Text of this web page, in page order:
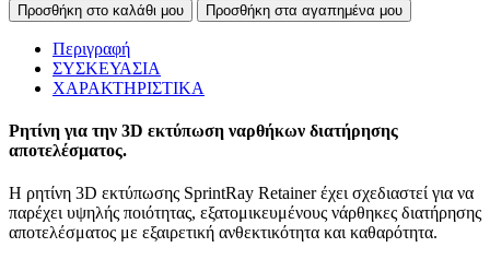
Προσθήκη στο καλάθι μου Προσθήκη στα αγαπημένα μου
Περιγραφή
ΣΥΣΚΕΥΑΣΙΑ
ΧΑΡΑΚΤΗΡΙΣΤΙΚΑ
Ρητίνη για την 3D εκτύπωση ναρθήκων διατήρησης
αποτελέσματος.
Η ρητίνη 3D εκτύπωσης SprintRay Retainer έχει σχεδιαστεί για να
παρέχει υψηλής ποιότητας, εξατομικευμένους νάρθηκες διατήρησης
αποτελέσματος με εξαιρετική ανθεκτικότητα και καθαρότητα.